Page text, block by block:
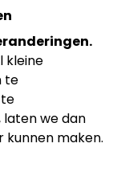
kleine
te
laten we dan
kunnen maken.